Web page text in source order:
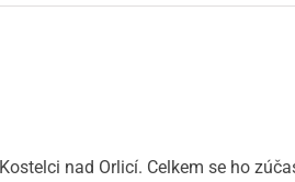
nad Orlicí. Celkem se ho